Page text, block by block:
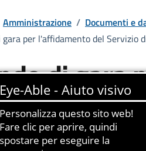
Amministrazione / Documenti e
gara per l'affidamento del
di gara
di
urbani e